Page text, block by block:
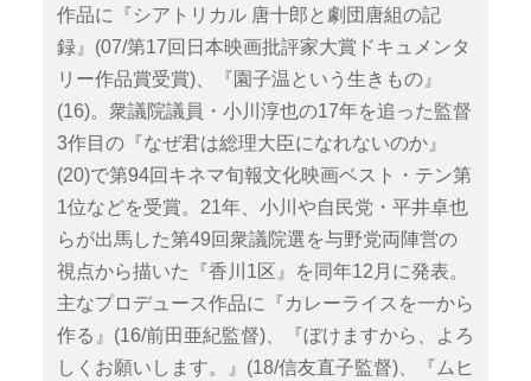
作品に『シアトリカル 唐十郎と劇団唐組の記
録』(07/第17回日本映画批評家大賞ドキュメンタ
リー作品賞受賞)、『園子温という生きもの』
(16)。衆議院議員・小川淳也の17年を追った監督
3作目の『なぜ君は総理大臣になれないのか』
(20)で第94回キネマ旬報文化映画ベスト・テン第
1位などを受賞。21年、小川や自民党・平井卓也
らが出馬した第49回衆議院選を与野党両陣営の
視点から描いた『香川1区』を同年12月に発表。
主なプロデュース作品に『カレーライスを一から
作る』(16/前田亜紀監督)、『ぼけますから、よろ
しくお願いします。』(18/信友直子監督)、『ムヒ